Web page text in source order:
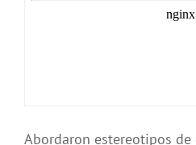
Abordaron estereotipos de